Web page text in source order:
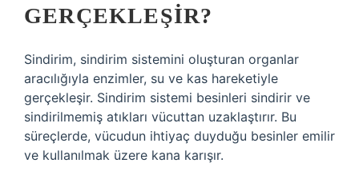
GERÇEKLEŞIR?
Sindirim, sindirim sistemini oluşturan organlar
aracılığıyla enzimler, su ve kas hareketiyle
gerçekleşir. Sindirim sistemi besinleri sindirir ve
sindirilmemiş atıkları vücuttan uzaklaştırır. Bu
süreçlerde, vücudun ihtiyaç duyduğu besinler emilir
ve kullanılmak üzere kana karışır.